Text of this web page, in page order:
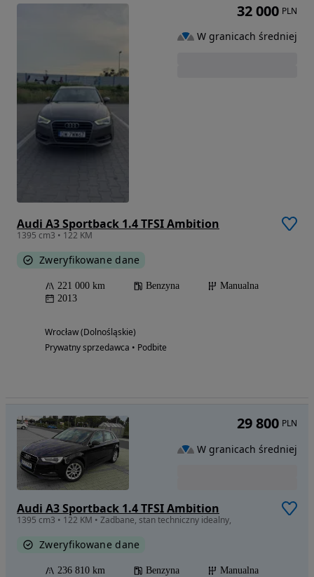
Audi A3 Sportback 1.4 TFSI Ambition
1395 cm3 • 122 KM
Zweryfikowane dane
221 000 km Benzyna
Manualna
2013
Wrocław (Dolnośląskie)
Prywatny sprzedawca • Podbite
32 000 PLN
W granicach średniej
Audi A3 Sportback 1.4 TFSI Ambition
1395 cm3 • 122 KM • Zadbane, stan techniczny idealny,
Zweryfikowane dane
236 810 km Benzyna
Manualna
29 800 PLN
W granicach średniej